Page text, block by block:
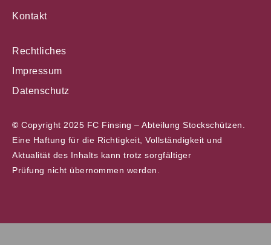
Kontakt
Rechtliches
Impressum
Datenschutz
© Copyright 2025 FC Finsing – Abteilung Stockschützen.
Eine Haftung für die Richtigkeit, Vollständigkeit und
Aktualität des Inhalts kann trotz sorgfältiger
Prüfung nicht übernommen werden.